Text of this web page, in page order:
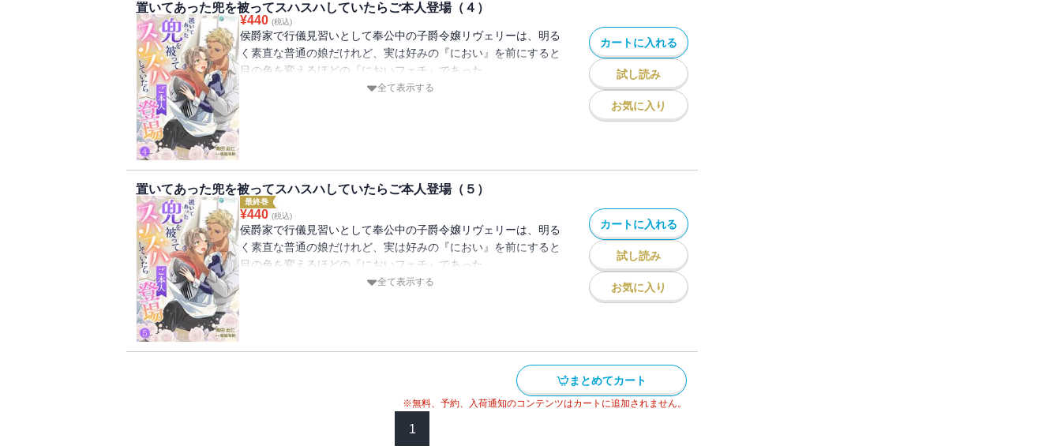
『置いてあった兜を被ってスハスハしていたらご本人登場
（２）』には「【四】何よりも好きな香り」（後半）～「【六】
ちゃんと見ている」までを収録
りを堪能していたら、兜の持ち主であり勤め先の侯爵家当主であ
るグレニスに見つかってしまう。
しどろもどろになるリヴェリーを怪しんだグレニスに間者の疑い
をかけられ、翌日から毎朝『尋問』を受けることになった。
鍛錬後の『汗だく抱擁』を罰だと考えているらしいグレニスに抱
――！？
『置いてあった兜を被ってスハスハしていたらご本人登場
（３）』には「【七】嗅ぎ覚えのあるにおい」～「【九】最も香
りの籠もっている場所」までを収録
置いてあった兜を被ってスハスハしていたらご本人登場（４）
¥440 (税込)
侯爵家で行儀見習いとして奉公中の子爵令嬢リヴェリーは、明る
く素直な普通の娘だけれど、実は好みの『におい』を前にすると
目の色を変えるほどの『においフェチ』であった。
ある日、どこからかほのかに漂ってきたかぐわしい香りに誘わ
そのにおいに抗うことができず、兜を被ったまま夢中で極上の香
りを堪能していたら、兜の持ち主であり勤め先の侯爵家当主であ
るグレニスに見つかってしまう。
しどろもどろになるリヴェリーを怪しんだグレニスに間者の疑い
をかけられ、翌日から毎朝『尋問』を受けることになった。
鍛錬後の『汗だく抱擁』を罰だと考えているらしいグレニスに抱
きしめられて、立ち上る汗の香りにうっとりと陶酔するリヴェリ
――！？
『置いてあった兜を被ってスハスハしていたらご本人登場
（４）』には「【十】悪に染まる」～「【十二】いつでも側に」
全て表示する
カートに入れる
試し読み
お気に入り
置いてあった兜を被ってスハスハしていたらご本人登場（５）
最終巻
¥440 (税込)
侯爵家で行儀見習いとして奉公中の子爵令嬢リヴェリーは、明る
く素直な普通の娘だけれど、実は好みの『におい』を前にすると
目の色を変えるほどの『においフェチ』であった。
ある日、どこからかほのかに漂ってきたかぐわしい香りに誘わ
り』がした。
そのにおいに抗うことができず、兜を被ったまま夢中で極上の香
りを堪能していたら、兜の持ち主であり勤め先の侯爵家当主であ
るグレニスに見つかってしまう。
しどろもどろになるリヴェリーを怪しんだグレニスに間者の疑い
全て表示する
カートに入れる
試し読み
お気に入り
まとめてカート
※無料、予約、入荷通知のコンテンツはカートに追加されません。
1